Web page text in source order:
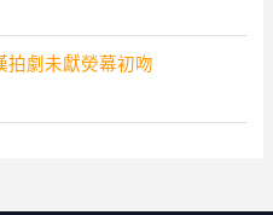
拍劇未獻熒幕初吻